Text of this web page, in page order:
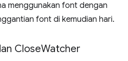
menggunakan font dengan
font di kemudian hari.
CloseWatcher